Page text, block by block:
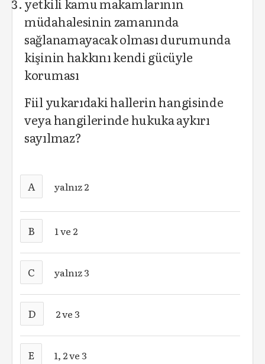
yetkili kamu makamlarının
müdahalesinin zamanında
sağlanamayacak olması durumunda
kişinin hakkını kendi gücüyle
koruması
Fiil yukarıdaki hallerin hangisinde
veya hangilerinde hukuka aykırı
sayılmaz?
A yalnız 2
B 1 ve 2
C yalnız 3
D 2 ve 3
E 1, 2 ve 3